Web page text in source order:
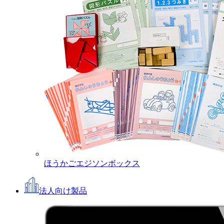
ほうかごエジソンボックス
法人向け製品